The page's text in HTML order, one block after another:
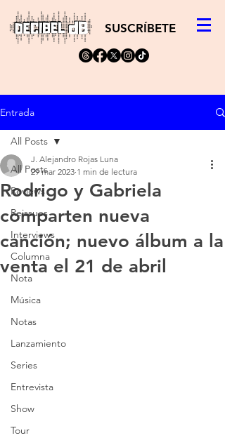
SUSCRÍBETE
Entrada
All Posts
Reviews
Reissues
Interviews
Columna
Nota
Música
Notas
Lanzamiento
Series
Entrevista
Show
Tour
All Posts
Rodrigo y Gabriela
comparten nueva
canción; nuevo álbum a la
venta el 21 de abril
J. Alejandro Rojas Luna
29 mar 2023 1 min de lectura